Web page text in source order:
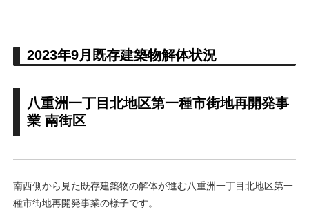
2023年9月既存建築物解体状況
八重洲一丁目北地区第一種市街地再開発事
業 南街区
南西側から見た既存建築物の解体が進む八重洲一丁目北地区第一
種市街地再開発事業の様子です。